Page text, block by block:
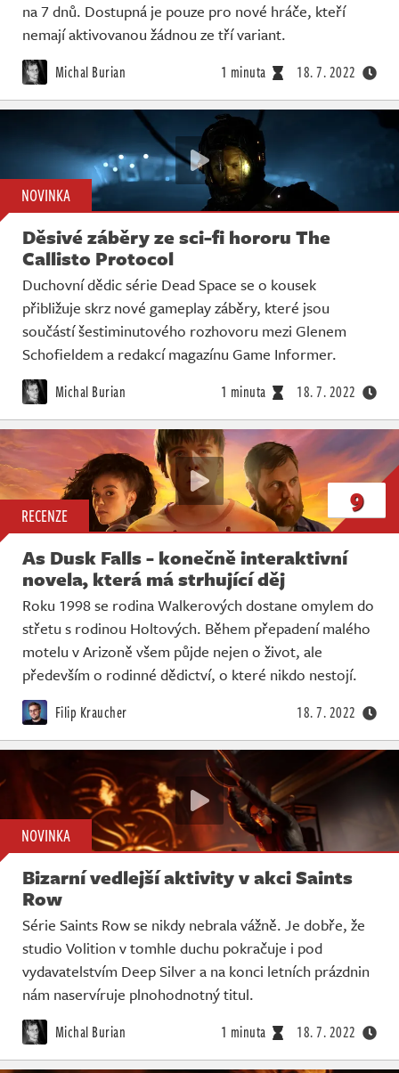
na 7 dnů. Dostupná je pouze pro nové hráče, kteří
nemají aktivovanou žádnou ze tří variant.
Michal Burian 1 minuta 18. 7. 2022
NOVINKA
Děsivé záběry ze sci-fi hororu The
Callisto Protocol
Duchovní dědic série Dead Space se o kousek
přibližuje skrz nové gameplay záběry, které jsou
součástí šestiminutového rozhovoru mezi Glenem
Schofieldem a redakcí magazínu Game Informer.
Michal Burian 1 minuta 18. 7. 2022
RECENZE 9
As Dusk Falls - konečně interaktivní
novela, která má strhující děj
Roku 1998 se rodina Walkerových dostane omylem do
střetu s rodinou Holtových. Během přepadení malého
motelu v Arizoně všem půjde nejen o život, ale
především o rodinné dědictví, o které nikdo nestojí.
Filip Kraucher 18. 7. 2022
NOVINKA
Bizarní vedlejší aktivity v akci Saints
Row
Série Saints Row se nikdy nebrala vážně. Je dobře, že
studio Volition v tomhle duchu pokračuje i pod
vydavatelstvím Deep Silver a na konci letních prázdnin
nám naservíruje plnohodnotný titul.
Michal Burian 1 minuta 18. 7. 2022